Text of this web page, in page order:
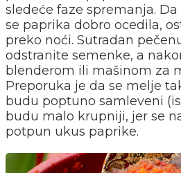
sledeće faze spremanja.
se paprika dobro ocedila,
preko noći. Sutradan
odstranite semenke, a
blenderom ili mašinom za
Preporuka je da se melje
budu poptuno samleveni
budu malo krupniji, jer se
potpun ukus paprike.